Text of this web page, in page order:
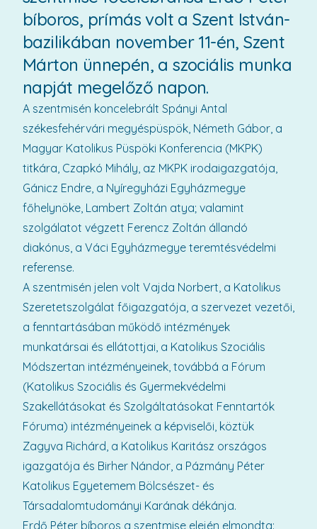
bíboros, prímás volt a Szent István-
bazilikában november 11-én, Szent
Márton ünnepén, a szociális munka
napját megelőző napon.
A szentmisén koncelebrált Spányi Antal
székesfehérvári megyéspüspök, Németh Gábor, a
Magyar Katolikus Püspöki Konferencia (MKPK)
titkára, Czapkó Mihály, az MKPK irodaigazgatója,
Gánicz Endre, a Nyíregyházi Egyházmegye
főhelynöke, Lambert Zoltán atya; valamint
szolgálatot végzett Ferencz Zoltán állandó
diakónus, a Váci Egyházmegye teremtésvédelmi
referense.
A szentmisén jelen volt Vajda Norbert, a Katolikus
Szeretetszolgálat főigazgatója, a szervezet vezetői,
a fenntartásában működő intézmények
munkatársai és ellátottjai, a Katolikus Szociális
Módszertan intézményeinek, továbbá a Fórum
(Katolikus Szociális és Gyermekvédelmi
Szakellátásokat és Szolgáltatásokat Fenntartók
Fóruma) intézményeinek a képviselői, köztük
Zagyva Richárd, a Katolikus Karitász országos
igazgatója és Birher Nándor, a Pázmány Péter
Katolikus Egyetemem Bölcsészet- és
Társadalomtudományi Karának dékánja.
Erdő Péter bíboros a szentmise elején elmondta: